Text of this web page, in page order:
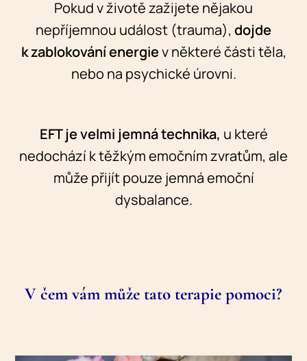
Pokud v životě zažijete nějakou
nepříjemnou událost (trauma), dojde
k zablokování energiev některé části těla,
nebo na psychické úrovni.
EFT je velmi jemná technika, u které
nedochází k těžkým emočním zvratům, ale
může přijít pouze jemná emoční
dysbalance.
V čem vám může tato terapie pomoci?